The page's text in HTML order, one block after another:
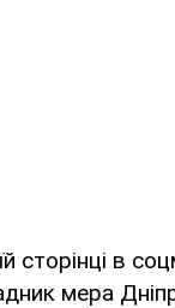
сторінці в
мера